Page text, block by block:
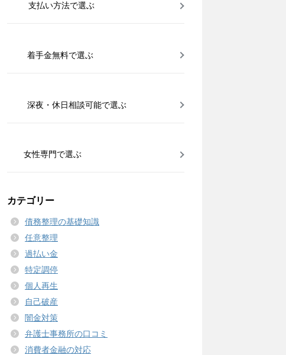
支払い方法で選ぶ
着手金無料で選ぶ
深夜・休日相談可能で選ぶ
女性専門で選ぶ
カテゴリー
債務整理の基礎知識
任意整理
過払い金
特定調停
個人再生
自己破産
闇金対策
弁護士事務所の口コミ
消費者金融の対応